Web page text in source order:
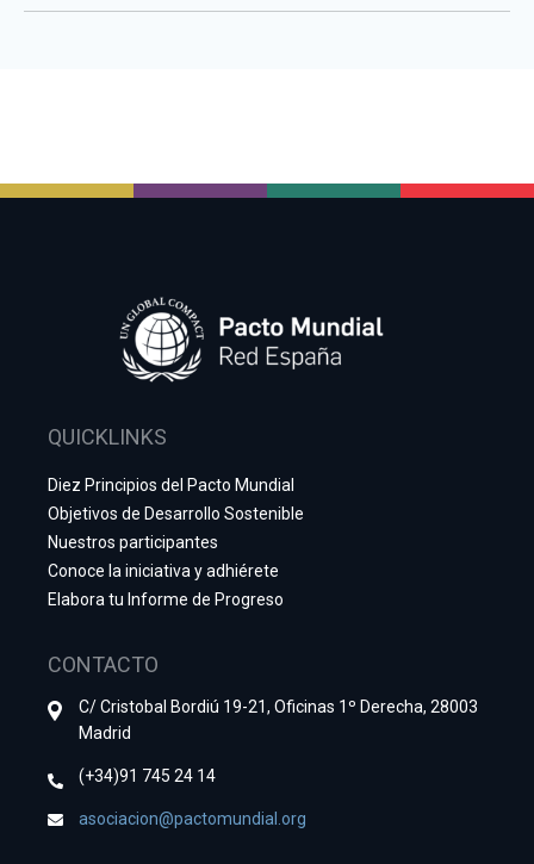
QUICKLINKS
Diez Principios del Pacto Mundial
Objetivos de Desarrollo Sostenible
Nuestros participantes
Conoce la iniciativa y adhiérete
Elabora tu Informe de Progreso
CONTACTO
C/ Cristobal Bordiú 19-21, Oficinas 1º Derecha, 28003
Madrid
(+34)91 745 24 14
asociacion@pactomundial.org